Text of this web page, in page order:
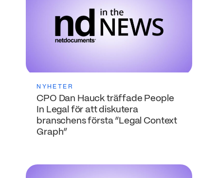
NYHETER
CPO Dan Hauck träffade People
In Legal för att diskutera
branschens första ”Legal Context
Graph”